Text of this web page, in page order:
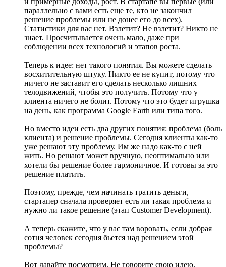
параллельно с вами есть еще те, кто не закончил
решение проблемы или не донес его до всех).
Статистики для вас нет. Взлетит? Не взлетит? Никто не
знает. Просчитывается очень мало, даже при
соблюдении всех технологий и этапов роста.
Теперь к идее: нет такого понятия. Вы можете сделать
восхитительную штуку. Никто ее не купит, потому что
ничего не заставит его сделать несколько лишних
телодвижений, чтобы это получить. Потому что у
клиента ничего не болит. Потому что это будет игрушка
на день, как программа Google Earth или типа того.
Но вместо идеи есть два других понятия: проблема (боль
клиента) и решение проблемы. Сегодня клиенты как-то
уже решают эту проблему. Им же надо как-то с ней
жить. Но решают может вручную, неоптимально или
хотели бы решение более гармоничное. И готовы за это
решение платить.
Поэтому, прежде, чем начинать тратить деньги,
стартапер сначала проверяет есть ли такая проблема и
нужно ли такое решение (этап Customer Development).
А теперь скажите, что у вас там воровать, если добрая
сотня человек сегодня бьется над решением этой
проблемы?
Вот давайте посмотрим. Не говорите свою идею.